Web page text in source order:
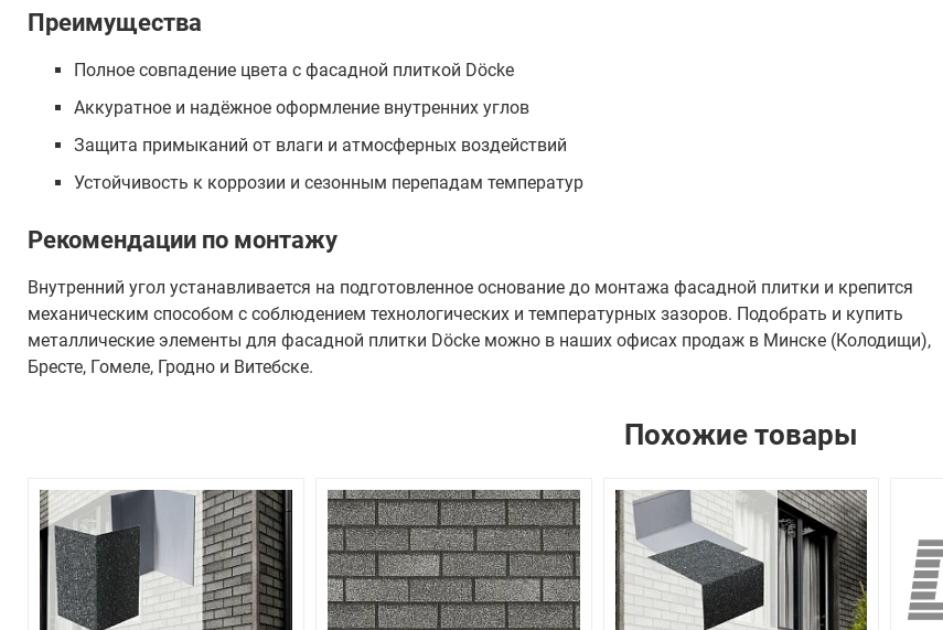
Преимущества
Полное совпадение цвета с фасадной плиткой Döcke
Аккуратное и надёжное оформление внутренних углов
Защита примыканий от влаги и атмосферных воздействий
Устойчивость к коррозии и сезонным перепадам температур
Рекомендации по монтажу
Внутренний угол устанавливается на подготовленное основание до монтажа фасадной плитки и крепится
механическим способом с соблюдением технологических и температурных зазоров. Подобрать и купить
металлические элементы для фасадной плитки Döcke можно в наших офисах продаж в Минске (Колодищи),
Бресте, Гомеле, Гродно и Витебске.
Похожие товары